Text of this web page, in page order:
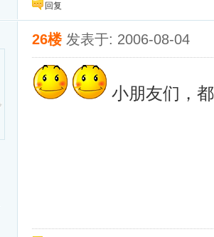
回复
26楼 发表于: 2006-08-04
小朋友们，